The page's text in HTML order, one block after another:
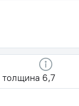
толщина 6,7